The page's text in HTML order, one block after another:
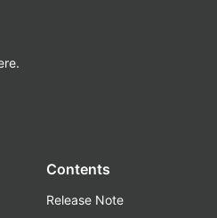
Contents
Release Note